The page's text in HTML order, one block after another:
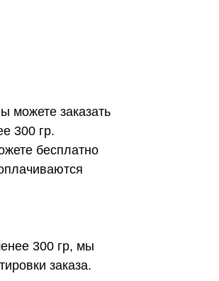
можете заказать
300 гр.
бесплатно
300 гр, мы
заказа.